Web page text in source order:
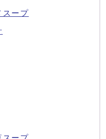
スープ